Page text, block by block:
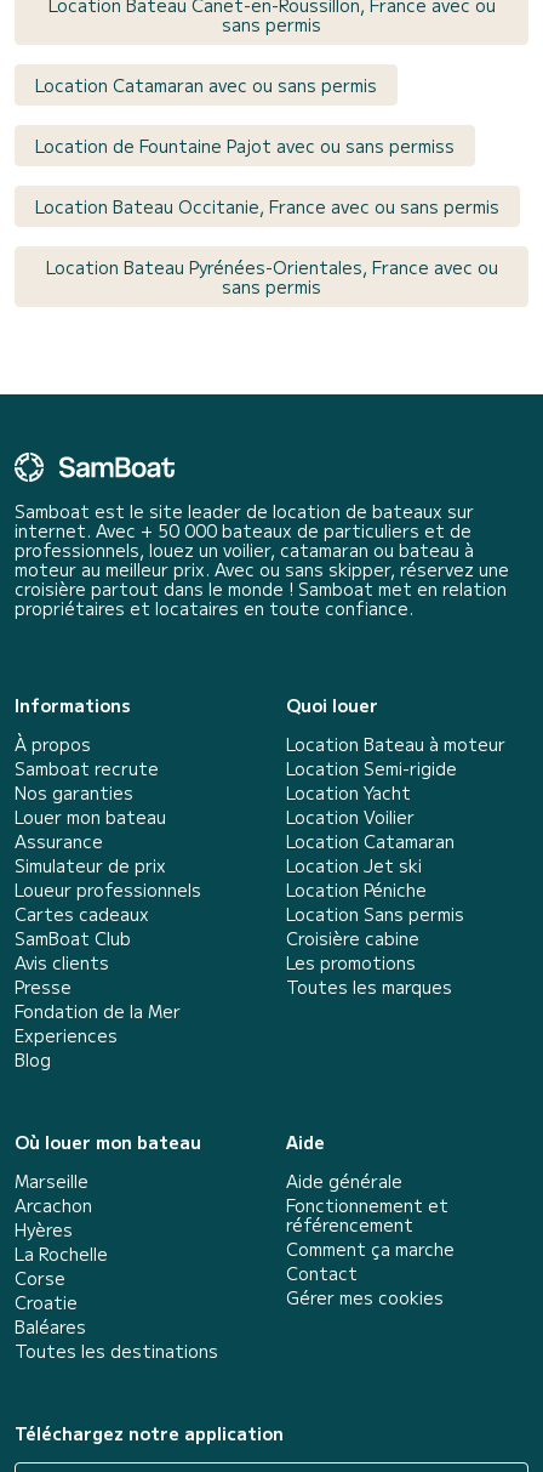
Location Bateau Canet-en-Roussillon, France avec ou
sans permis
Location Catamaran avec ou sans permis
Location de Fountaine Pajot avec ou sans permiss
Location Bateau Occitanie, France avec ou sans permis
Location Bateau Pyrénées-Orientales, France avec ou
sans permis
Samboat est le site leader de location de bateaux sur
internet. Avec + 50 000 bateaux de particuliers et de
professionnels, louez un voilier, catamaran ou bateau à
moteur au meilleur prix. Avec ou sans skipper, réservez une
croisière partout dans le monde ! Samboat met en relation
propriétaires et locataires en toute confiance.
Informations
À propos
Samboat recrute
Nos garanties
Louer mon bateau
Assurance
Simulateur de prix
Loueur professionnels
Cartes cadeaux
SamBoat Club
Avis clients
Presse
Fondation de la Mer
Experiences
Blog
Quoi louer
Location Bateau à moteur
Location Semi-rigide
Location Yacht
Location Voilier
Location Catamaran
Location Jet ski
Location Péniche
Location Sans permis
Croisière cabine
Les promotions
Toutes les marques
Où louer mon bateau
Marseille
Arcachon
Hyères
La Rochelle
Corse
Croatie
Baléares
Toutes les destinations
Aide
Aide générale
Fonctionnement et
référencement
Comment ça marche
Contact
Gérer mes cookies
Téléchargez notre application